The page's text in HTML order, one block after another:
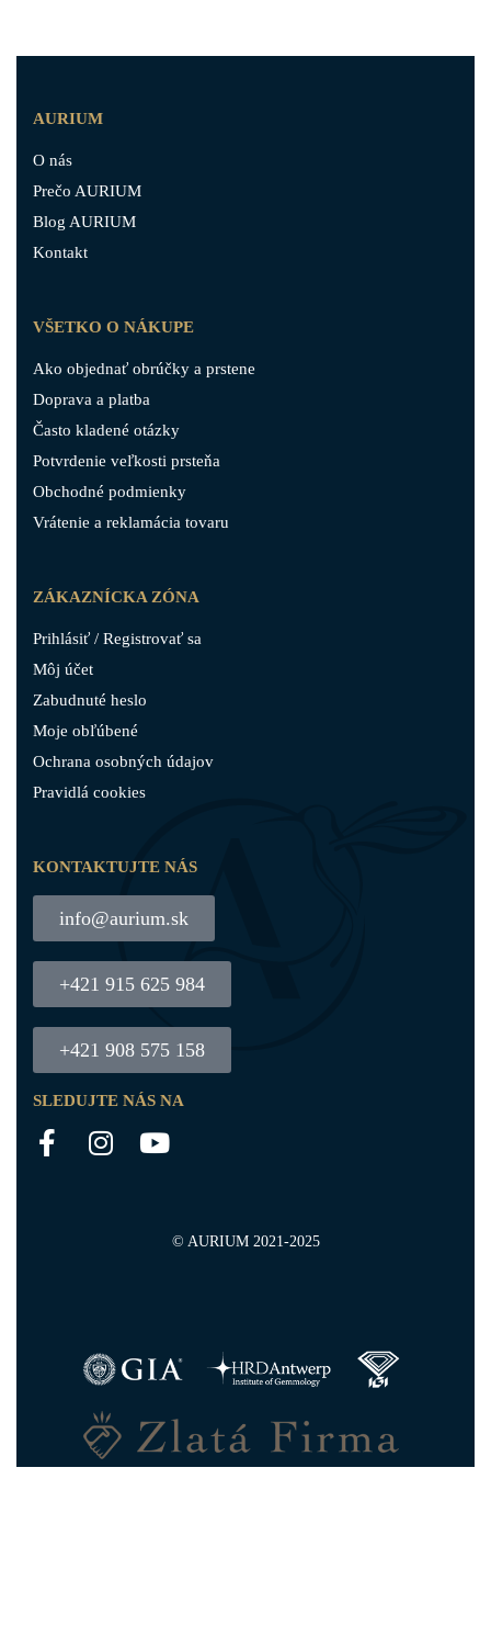
AURIUM
O nás
Prečo AURIUM
Blog AURIUM
Kontakt
VŠETKO O NÁKUPE
Ako objednať obrúčky a prstene
Doprava a platba
Často kladené otázky
Potvrdenie veľkosti prsteňa
Obchodné podmienky
Vrátenie a reklamácia tovaru
ZÁKAZNÍCKA ZÓNA
Prihlásiť / Registrovať sa
Môj účet
Zabudnuté heslo
Moje obľúbené
Ochrana osobných údajov
Pravidlá cookies
KONTAKTUJTE NÁS
info@aurium.sk
+421 915 625 984
+421 908 575 158
SLEDUJTE NÁS NA
© AURIUM 2021-2025